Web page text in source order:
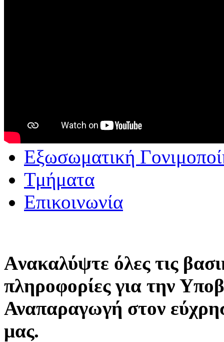
Εξωσωματική
Τμήματα
Επικοινωνία
Aνακαλύψτε όλες τις
πληροφορίες για την
Αναπαραγωγή στον
μας.